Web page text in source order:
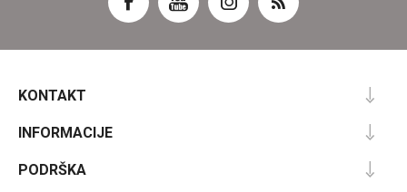
KONTAKT
INFORMACIJE
PODRŠKA